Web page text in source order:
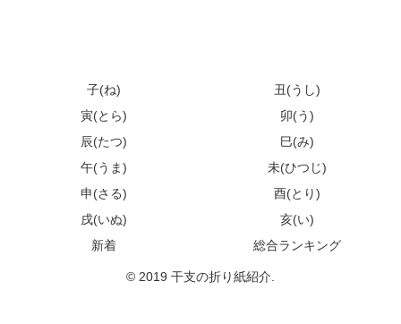
子(ね)
丑(うし)
寅(とら)
卯(う)
辰(たつ)
巳(み)
午(うま)
未(ひつじ)
申(さる)
酉(とり)
戌(いぬ)
亥(い)
新着
総合ランキング
© 2019 干支の折り紙紹介.